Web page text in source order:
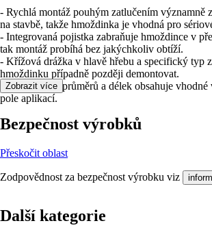
- Rychlá montáž pouhým zatlučením významně
na stavbě, takže hmoždinka je vhodná pro
- Integrovaná pojistka zabraňuje hmoždince v
tak montáž probíhá bez jakýchkoliv obtíží.
- Křížová drážka v hlavě hřebu a specifický typ
hmoždinku případně později demontovat.
- Dlouhá řada průměrů a délek obsahuje
pole aplikací.
Zobrazit více
Bezpečnost výrobků
Přeskočit oblast
Zodpovědnost za bezpečnost výrobku viz
Další kategorie